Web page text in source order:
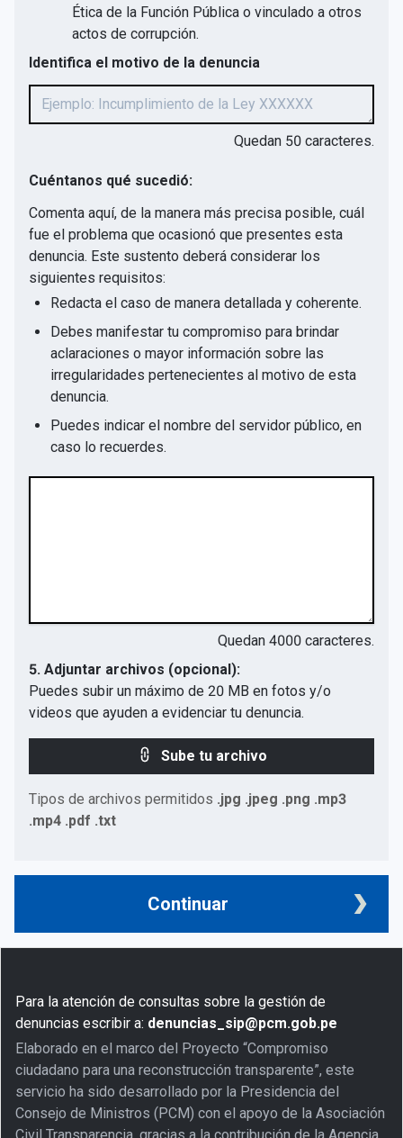
Ética de la Función Pública o vinculado a otros
actos de corrupción.
Identifica el motivo de la denuncia
Quedan 50 caracteres.
Cuéntanos qué sucedió:
Comenta aquí, de la manera más precisa posible, cuál
fue el problema que ocasionó que presentes esta
denuncia. Este sustento deberá considerar los
siguientes requisitos:
Redacta el caso de manera detallada y coherente.
Debes manifestar tu compromiso para brindar
aclaraciones o mayor información sobre las
irregularidades pertenecientes al motivo de esta
denuncia.
Puedes indicar el nombre del servidor público, en
caso lo recuerdes.
Quedan 4000 caracteres.
5. Adjuntar archivos (opcional):
Puedes subir un máximo de 20 MB en fotos y/o
videos que ayuden a evidenciar tu denuncia.
Sube tu archivo
Tipos de archivos permitidos .jpg .jpeg .png .mp3
.mp4 .pdf .txt
Continuar
Para la atención de consultas sobre la gestión de
denuncias escribir a: denuncias_sip@pcm.gob.pe
Elaborado en el marco del Proyecto “Compromiso
ciudadano para una reconstrucción transparente”, este
servicio ha sido desarrollado por la Presidencia del
Consejo de Ministros (PCM) con el apoyo de la Asociación